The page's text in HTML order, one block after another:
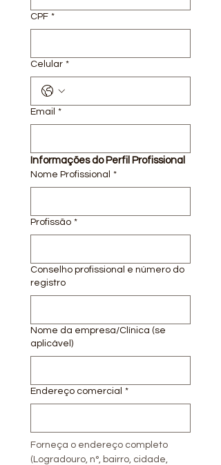
CPF *
Celular *
Email *
Informações do Perfil Profissional
Nome Profissional *
Profissão *
Conselho profissional e número do
registro
Nome da empresa/Clínica (se
aplicável)
Endereço comercial *
Forneça o endereço completo
(Logradouro, n°, bairro, cidade,